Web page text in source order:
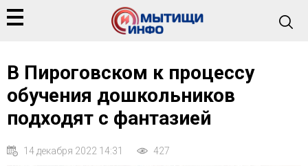
В Пироговском к процессу
обучения дошкольников
подходят с фантазией
14 декабря 2022 14:31 427